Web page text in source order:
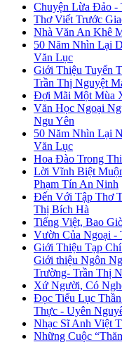
Chuyện Lừa Đảo -
Thơ Viết Trước
Nhà Văn An Khê
50 Năm Nhìn Lại
Văn Lục
Giới Thiệu Tuyển
Trần Thị Nguyệt
Đợi Mãi Một Mùa
Văn Học Ngoại
Ngu Yên
50 Năm Nhìn Lại
Văn Lục
Hoa Đào Trong
Lời Vĩnh Biệt
Phạm Tín An Ninh
Đến Với Tập Thơ
Thị Bích Hà
Tiếng Việt, Bao
Vườn Của Ngoại -
Giới Thiệu Tạp
Giới thiệu Ngôn
Trường- Trần Thị
Xứ Người, Có
Đọc Tiểu Lục
Thực - Uyên
Nhạc Sĩ Anh Việt
Những Cuộc